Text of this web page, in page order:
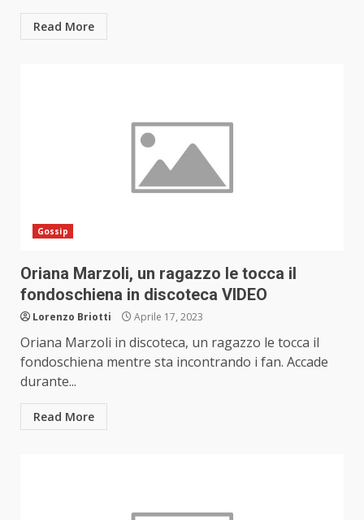
Read More
Gossip
Oriana Marzoli, un ragazzo le tocca il
fondoschiena in discoteca VIDEO
Lorenzo Briotti Aprile 17, 2023
Oriana Marzoli in discoteca, un ragazzo le tocca il
fondoschiena mentre sta incontrando i fan. Accade
durante...
Read More